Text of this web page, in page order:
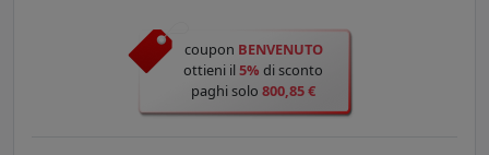
coupon BENVENUTO
ottieni il5% di sconto
paghi solo 800,85 €